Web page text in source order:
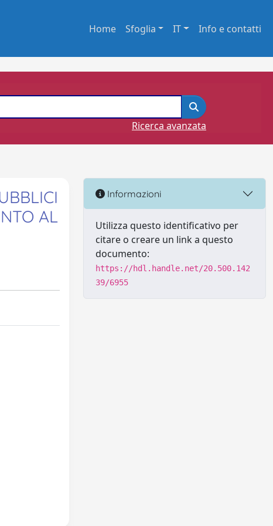
Home Sfoglia IT Info e contatti
Ricerca avanzata
AL
Informazioni
Utilizza questo identificativo per
citare o creare un link a questo
documento:
https://hdl.handle.net/20.500.142
39/6955